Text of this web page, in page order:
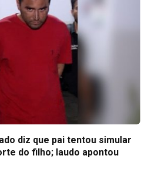
diz que pai tentou simular
do filho; laudo apontou